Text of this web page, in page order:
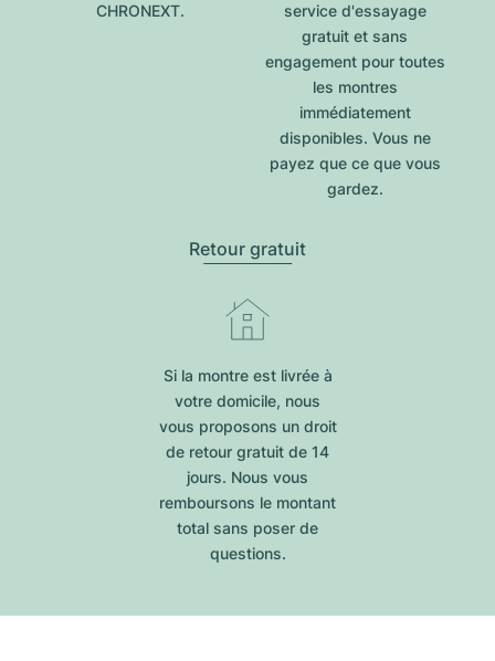
CHRONEXT.
service d'essayage
gratuit et sans
engagement pour toutes
les montres
immédiatement
disponibles. Vous ne
payez que ce que vous
gardez.
Retour gratuit
Si la montre est livrée à
votre domicile, nous
vous proposons un droit
de retour gratuit de 14
jours. Nous vous
remboursons le montant
total sans poser de
questions.